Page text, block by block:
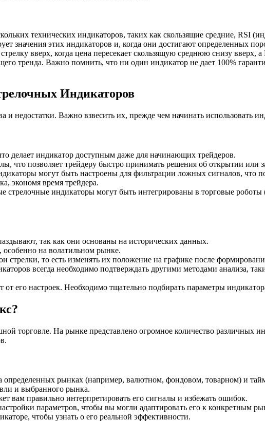
технических индикаторов, таких как скользящие средние, RSI
значения этих индикаторов и, когда они достигают определенных
вверх, когда цена пересекает скользящую среднюю снизу вверх,
тренда. Важно помнить, что ни один индикатор не дает 100%
Индикаторов
Важно взвесить их, прежде чем начинать использовать
делает индикатор доступным даже для начинающих трейдеров.
что позволяет трейдеру быстро принимать решения об открытии или
могут быть настроены для фильтрации ложных сигналов, что
экономя время трейдера.
стрелочные индикаторы могут быть интегрированы в торговые роботы
так как они основаны на исторических данных.
на волатильном рынке.
стрелки, то есть изменять их положение на графике после
всегда необходимо подтверждать другими методами анализа,
от его настроек. Необходимо тщательно подбирать параметры
торговле. На рынке представлено огромное количество различных
определенных рынках (например, валютном, фондовом, товарном) и
и выбранного рынка.
вам правильно интерпретировать его сигналы и избежать ошибок.
параметров, чтобы вы могли адаптировать его к конкретным
чтобы узнать о его реальной эффективности.